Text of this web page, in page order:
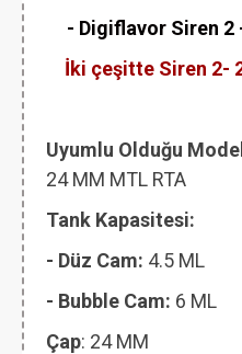
- Digiflavor Siren 2
İki çeşitte Siren 2-
Uyumlu Olduğu
24 MM MTL RTA
Tank Kapasitesi:
- Düz Cam: 4.5 ML
- Bubble Cam: 6 ML
Çap: 24 MM